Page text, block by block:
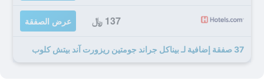
137 ﷼ عرض الصفقة
37 صفقة إضافية لـ بيناكل جراند جومتين ريزورت آند بيتش كلوب